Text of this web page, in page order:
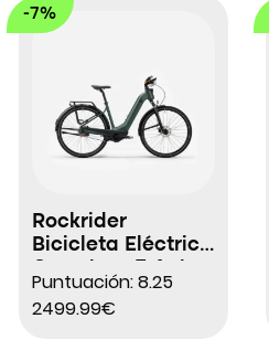
-7%
Rockrider
Bicicleta Eléctrica
900 Motor
Automático Owuru
Puntuación: 8.25
2499.99€